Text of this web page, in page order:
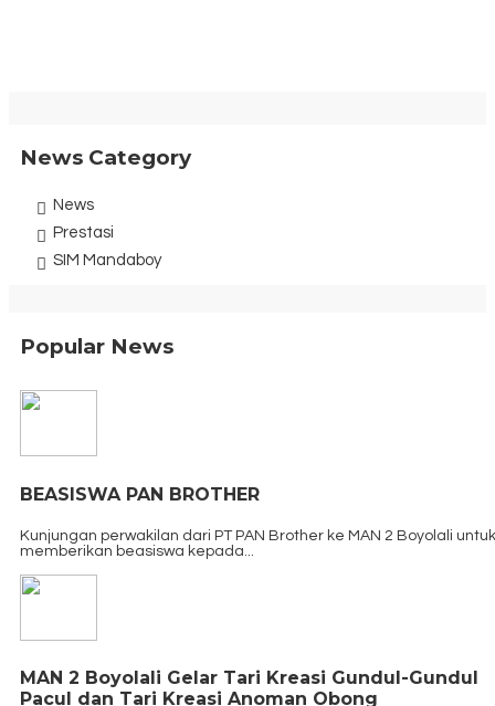
News Category
News
Prestasi
SIM Mandaboy
Popular News
BEASISWA PAN BROTHER
Kunjungan perwakilan dari PT PAN Brother ke MAN 2 Boyolali untuk
memberikan beasiswa kepada...
MAN 2 Boyolali Gelar Tari Kreasi Gundul-Gundul
Pacul dan Tari Kreasi Anoman Obong